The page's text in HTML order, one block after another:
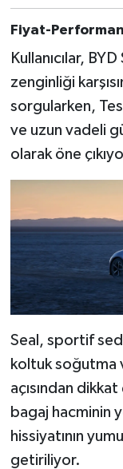
Fiyat-
Kullanıcılar,
zenginliği
sorgularken,
ve uzun vadeli
olarak öne
Seal, sportif
koltuk soğutma
açısından
bagaj hacminin
hissiyatının
getiriliyor.